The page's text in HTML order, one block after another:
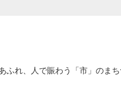
ふれ、人で賑わう「市」のま